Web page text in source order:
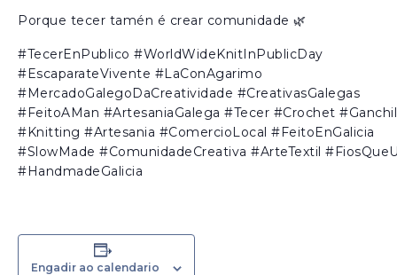
Porque tecer tamén é crear comunidade 🌿
#TecerEnPublico #WorldWideKnitInPublicDay
#EscaparateVivente #LaConAgarimo
#MercadoGalegoDaCreatividade #CreativasGalegas
#FeitoAMan #ArtesaniaGalega #Tecer #Crochet
#Knitting #Artesania #ComercioLocal #FeitoEnGalicia
#SlowMade #ComunidadeCreativa #ArteTextil
#HandmadeGalicia
Engadir ao calendario